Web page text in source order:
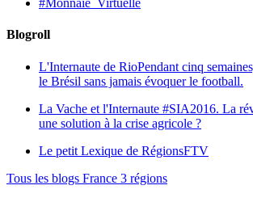
#Monnaie_Virtuelle
Blogroll
L'Internaute de RioPendant cinq
le Brésil sans jamais évoquer le football.
La Vache et l'Internaute #SIA2016. La
une solution à la crise agricole ?
Le petit Lexique de RégionsFTV
Tous les blogs France 3 régions